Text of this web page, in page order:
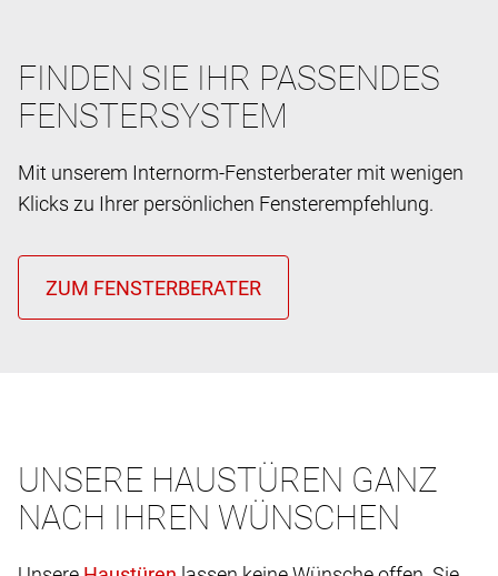
FINDEN SIE IHR PASSENDES
FENSTERSYSTEM
Mit unserem Internorm-Fensterberater mit wenigen
Klicks zu Ihrer persönlichen Fensterempfehlung.
UNSERE HAUSTÜREN GANZ
NACH IHREN WÜNSCHEN